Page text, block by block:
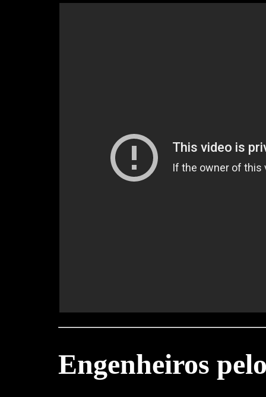
Engenheiros